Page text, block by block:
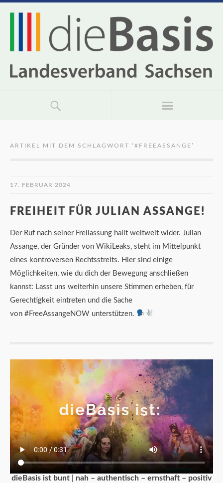
ARTIKEL MIT DEM SCHLAGWORT ‘ #FREEASSANGE ’
17. FEBRUAR 2024
FREIHEIT FÜR JULIAN ASSANGE!
Der Ruf nach seiner Freilassung hallt weltweit wider. Julian
Assange, der Gründer von WikiLeaks, steht im Mittelpunkt
eines kontroversen Rechtsstreits. Hier sind einige
Möglichkeiten, wie du dich der Bewegung anschließen
kannst: Lasst uns weiterhin unsere Stimmen erheben, für
Gerechtigkeit eintreten und die Sache
von #FreeAssangeNOW unterstützen.
dieBasis ist bunt | nah – authentisch – ernsthaft – positiv